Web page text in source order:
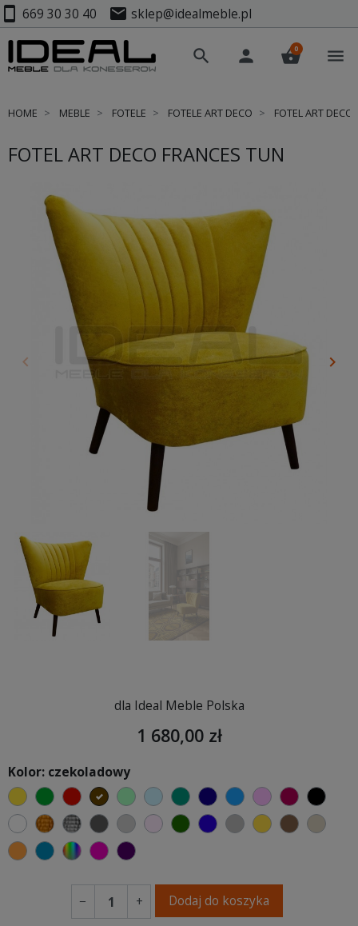
smartphone 669 30 30 40 mail sklep@idealmeble.pl
search person shopping_basket
0 menu
HOME MEBLE FOTELE FOTELE ART DECO FOTEL ART DECO
FOTEL ART DECO FRANCES TUN
Poprzedni
keyboard_arrow_left keyboard_arrow_right
dla Ideal Meble Polska
1 680,00 zł
Kolor: czekoladowy
żółtyzielonyczerwonyczekoladowy
miętowybłękitnyturkusowygranatowyniebieski
różowymalinowy
białyzłotysrebrnyciemno szary
jasnoszary
jasny różbutelkowa zieleń
ciemno niebieski
szarymusztardowy
brązowy
pomarańczowy
morskiwybór koloru
fuksjafioletowy
− + Dodaj do koszyka